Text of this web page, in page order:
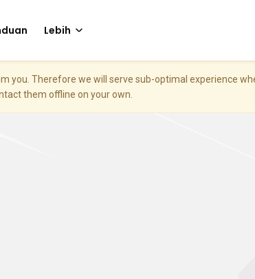
Lebih
you. Therefore we will serve sub-optimal experience
them offline on your own.